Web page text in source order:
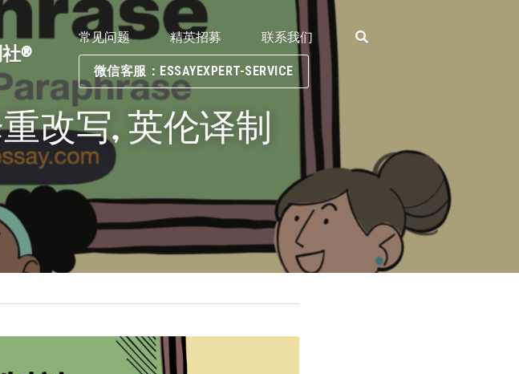
®
常见问题 精英招募 联系我们
微信客服：ESSAYEXPERT-SERVICE
改写, 英伦译制